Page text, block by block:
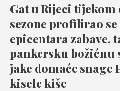
Gat u Rijeci tijekom
sezone profilirao se
epicentara zabave,
pankersku
jake domaće snage
kisele kiše